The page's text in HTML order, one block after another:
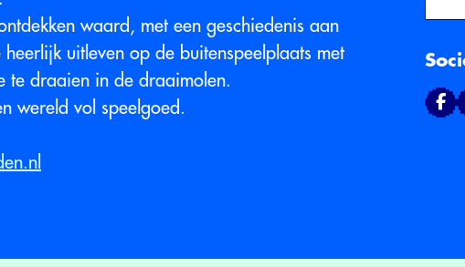
waard, met een geschiedenis aan
uitleven op de buitenspeelplaats met
te draaien in de draaimolen.
wereld vol speelgoed.